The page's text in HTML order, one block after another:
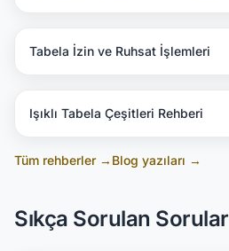
Tabela İzin ve Ruhsat İşlemleri
Işıklı Tabela Çeşitleri Rehberi
Tüm rehberler → Blog yazıları →
Sıkça Sorulan Sorular